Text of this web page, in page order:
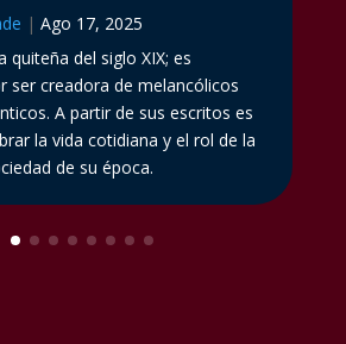
| Ago 17, 2025
quiteña del siglo XIX; es
ser creadora de melancólicos
A partir de sus escritos es
la vida cotidiana y el rol de la
de su época.